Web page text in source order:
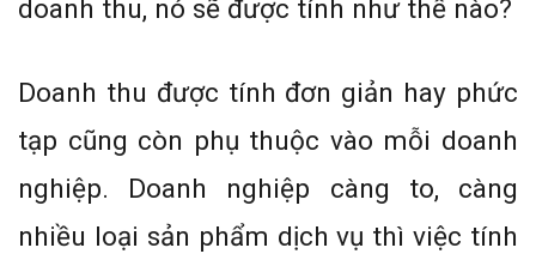
doanh thu, nó sẽ được tính như thế nào?
Doanh thu được tính đơn giản hay phức
tạp cũng còn phụ thuộc vào mỗi doanh
nghiệp. Doanh nghiệp càng to, càng
nhiều loại sản phẩm dịch vụ thì việc tính